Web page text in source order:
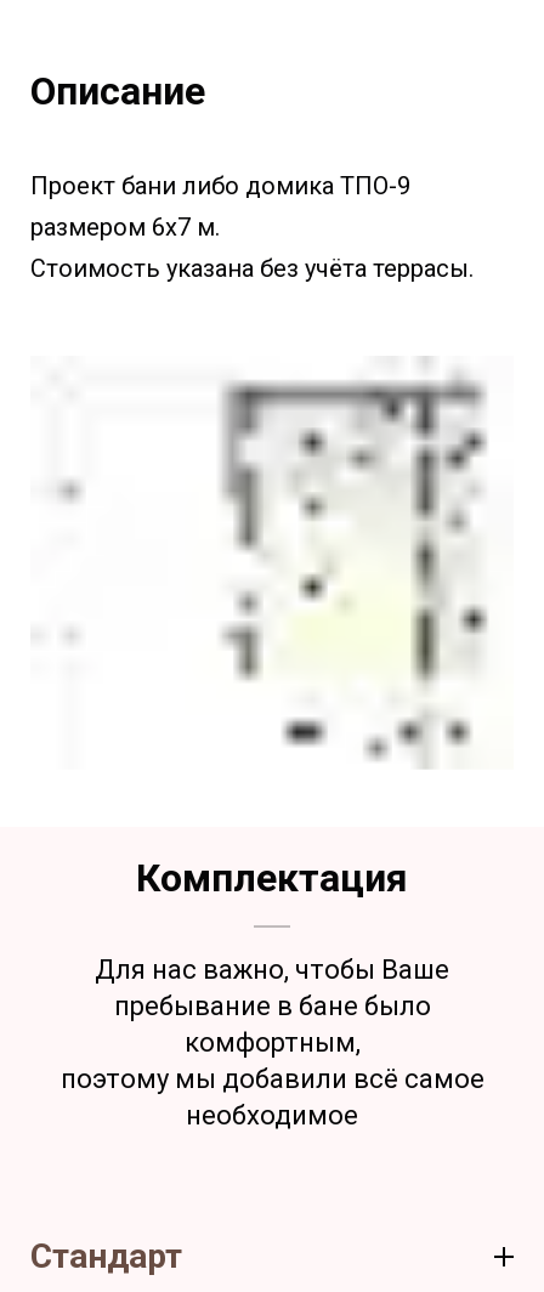
Описание
Проект бани либо домика ТПО-9
размером 6х7 м.
Стоимость указана без учёта террасы.
Комплектация
Для нас важно, чтобы Ваше
пребывание в бане было
комфортным,
поэтому мы добавили всё самое
необходимое
Стандарт